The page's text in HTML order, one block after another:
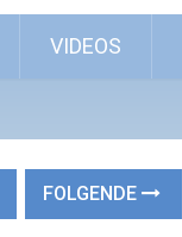
VIDEOS
FOLGENDE